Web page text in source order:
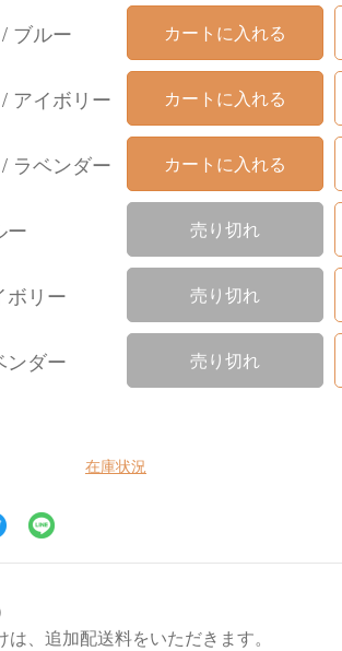
/ ブルー カートに入れる
/ アイボリー カートに入れる
/ ラベンダー カートに入れる
ー 売り切れ
ボリー 売り切れ
ンダー 売り切れ
在庫状況
、追加配送料をいただきます。